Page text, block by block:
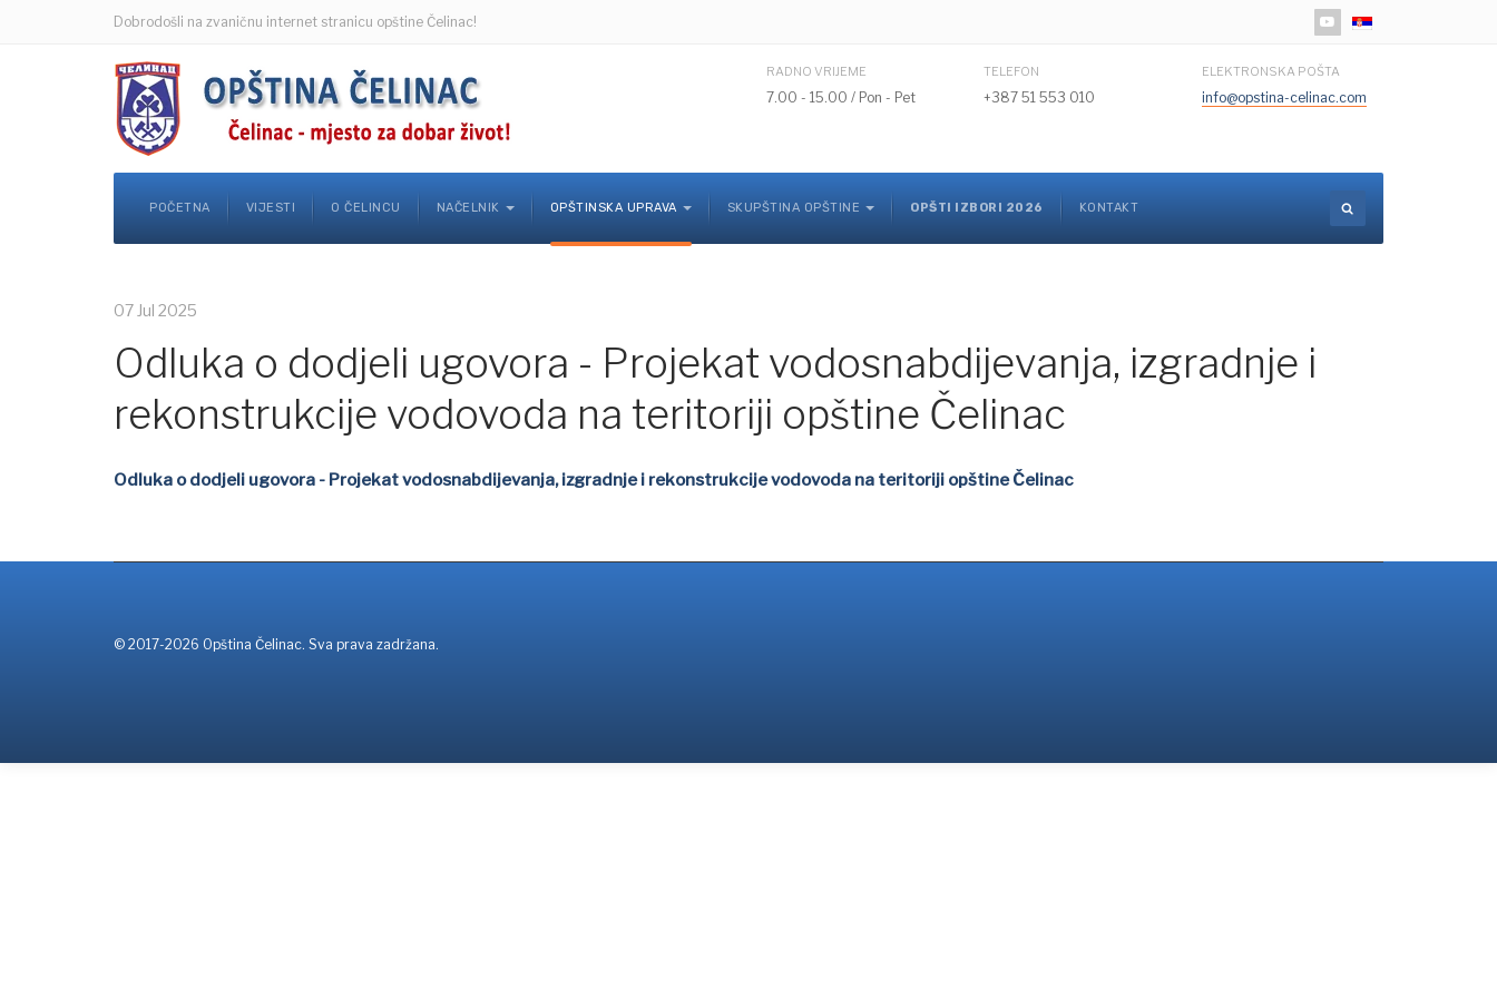
Dobrodošli na zvaničnu internet stranicu opštine Čelinac! Izaberite vaš jezik
RADNO VRIJEME
7.00 - 15.00 / Pon - Pet
TELEFON
+387 51 553 010
ELEKTRONSKA POŠTA
info@opstina-celinac.com
POČETNA VIJESTI O ČELINCU NAČELNIK OPŠTINSKA UPRAVA SKUPŠTINA OPŠTINE OPŠTI IZBORI 2026 KONTAKT
07 Jul 2025
Odluka o dodjeli ugovora - Projekat vodosnabdijevanja, izgradnje i
rekonstrukcije vodovoda na teritoriji opštine Čelinac
Odluka o dodjeli ugovora - Projekat vodosnabdijevanja, izgradnje i rekonstrukcije vodovoda na teritoriji opštine Čelinac
© 2017-2026 Opština Čelinac. Sva prava zadržana.